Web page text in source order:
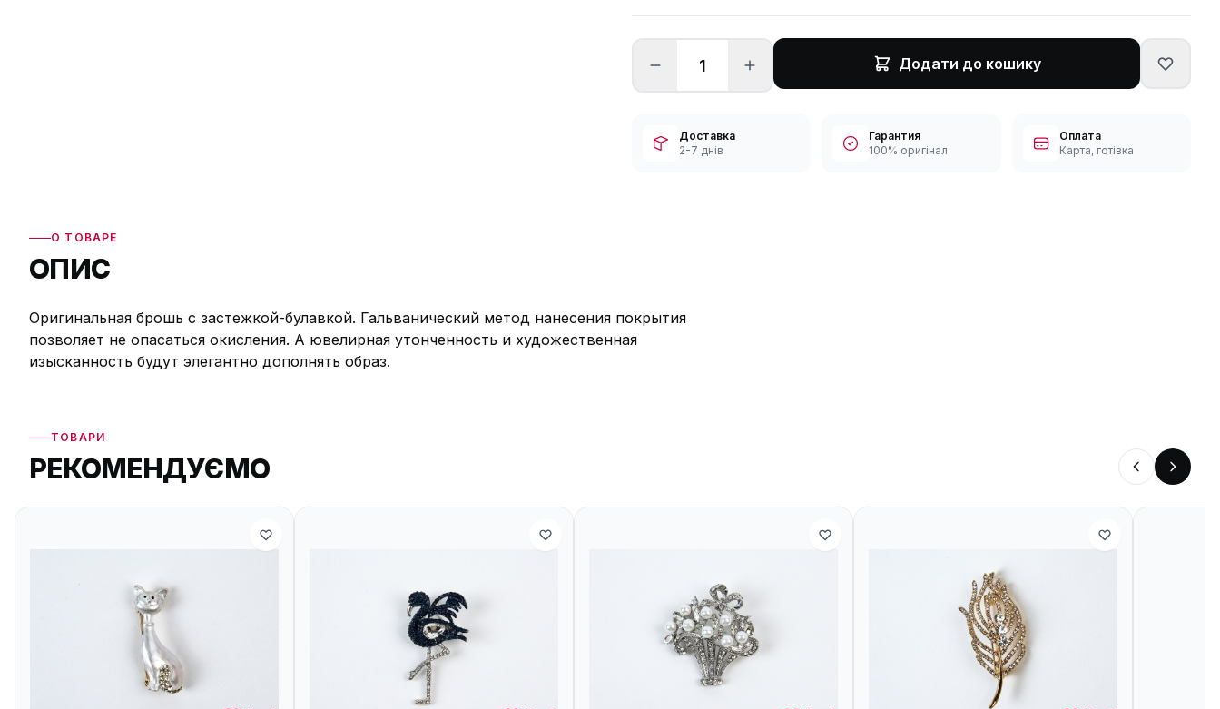
Додати до кошику
Доставка
2-7 днів
Гарантия
100% оригінал
Оплата
Карта, готівка
О ТОВАРЕ
ОПИС
Оригинальная брошь с застежкой-булавкой. Гальванический метод нанесения покрытия
позволяет не опасаться окисления. А ювелирная утонченность и художественная
изысканность будут элегантно дополнять образ.
ТОВАРИ
РЕКОМЕНДУЄМО